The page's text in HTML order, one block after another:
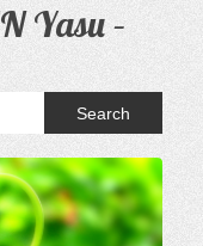
Yasu –
Search